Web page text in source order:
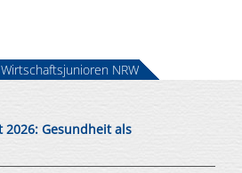
2026: Gesundheit als
NRW